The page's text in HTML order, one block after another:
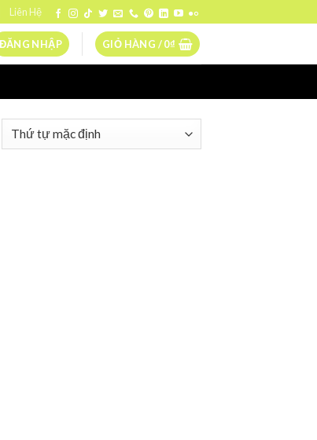
Liên Hệ
ĐĂNG NHẬP GIỎ HÀNG /0₫